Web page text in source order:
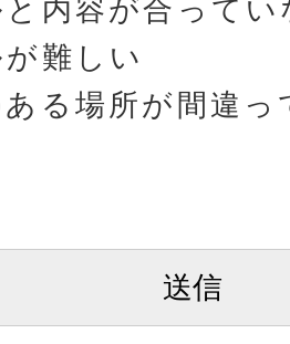
内容が合ってい
難しい
る場所が間違っ